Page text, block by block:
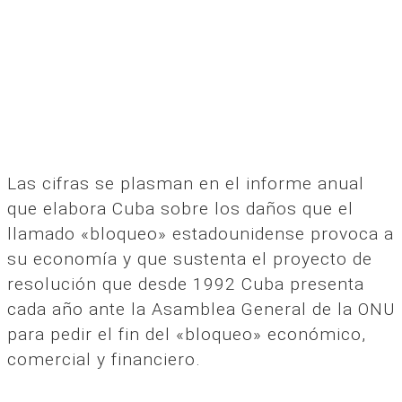
Las cifras se plasman en el informe anual
que elabora Cuba sobre los daños que el
llamado «bloqueo» estadounidense provoca a
su economía y que sustenta el proyecto de
resolución que desde 1992 Cuba presenta
cada año ante la Asamblea General de la ONU
para pedir el fin del «bloqueo» económico,
comercial y financiero.